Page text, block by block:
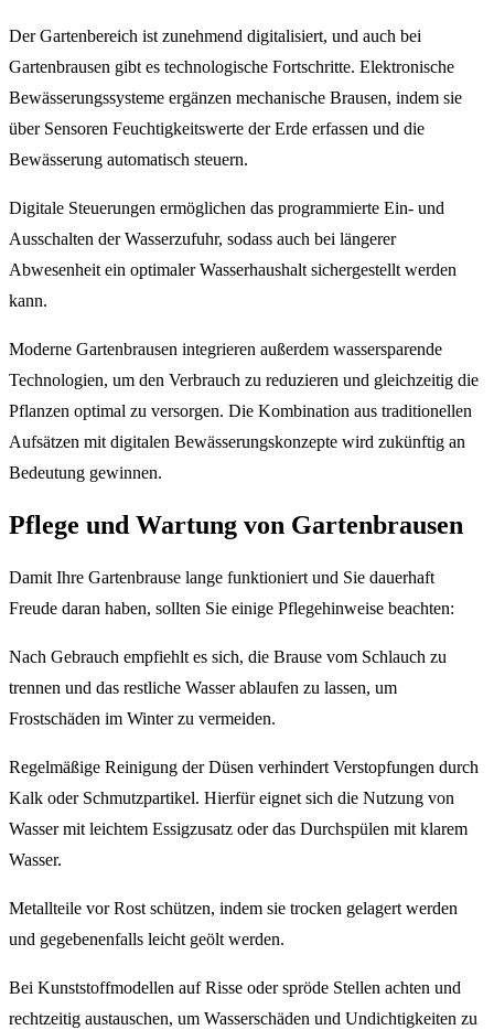
Der Gartenbereich ist zunehmend digitalisiert, und auch bei
Gartenbrausen gibt es technologische Fortschritte. Elektronische
Bewässerungssysteme ergänzen mechanische Brausen, indem sie
über Sensoren Feuchtigkeitswerte der Erde erfassen und die
Bewässerung automatisch steuern.
Digitale Steuerungen ermöglichen das programmierte Ein- und
Ausschalten der Wasserzufuhr, sodass auch bei längerer
Abwesenheit ein optimaler Wasserhaushalt sichergestellt werden
kann.
Moderne Gartenbrausen integrieren außerdem wassersparende
Technologien, um den Verbrauch zu reduzieren und gleichzeitig die
Pflanzen optimal zu versorgen. Die Kombination aus traditionellen
Aufsätzen mit digitalen Bewässerungskonzepte wird zukünftig an
Bedeutung gewinnen.
Pflege und Wartung von Gartenbrausen
Damit Ihre Gartenbrause lange funktioniert und Sie dauerhaft
Freude daran haben, sollten Sie einige Pflegehinweise beachten:
Nach Gebrauch empfiehlt es sich, die Brause vom Schlauch zu
trennen und das restliche Wasser ablaufen zu lassen, um
Frostschäden im Winter zu vermeiden.
Regelmäßige Reinigung der Düsen verhindert Verstopfungen durch
Kalk oder Schmutzpartikel. Hierfür eignet sich die Nutzung von
Wasser mit leichtem Essigzusatz oder das Durchspülen mit klarem
Wasser.
Metallteile vor Rost schützen, indem sie trocken gelagert werden
und gegebenenfalls leicht geölt werden.
Bei Kunststoffmodellen auf Risse oder spröde Stellen achten und
rechtzeitig austauschen, um Wasserschäden und Undichtigkeiten zu